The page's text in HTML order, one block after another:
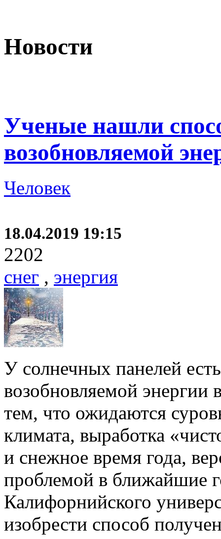
Новости
Ученые нашли
возобновляемой
Человек
18.04.2019 19:15
2202
снег , энергия
У солнечных панелей
возобновляемой энергии
тем, что ожидаются
климата, выработка
и снежное время года,
проблемой в ближайшие
Калифорнийского
изобрести способ